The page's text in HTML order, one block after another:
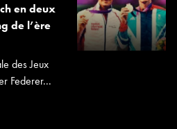
en deux
de l’ère
des Jeux
Federer...